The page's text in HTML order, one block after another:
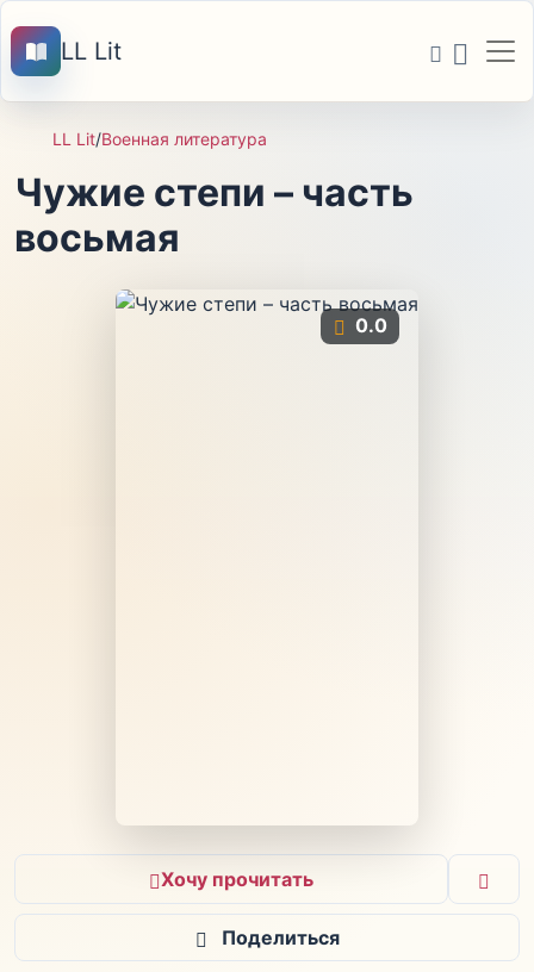
LL Lit
LL Lit/Военная литература
Чужие степи – часть
восьмая
0.0
Хочу прочитать
Поделиться